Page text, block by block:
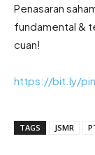
Penasaran
fundamental &
cuan!
https://bit.ly/
TAGS JSMR